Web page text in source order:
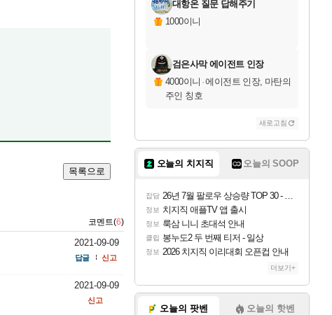
목록으로
코멘트(6)
2021-09-09
답글 신고
2021-09-09
신고
대항온 질문 답해주기
1000이니
검은사막 에이전트 인장
4000이니 ·에이전트 인장, 마탄의
주인 칭호
새로고침
오늘의 치지직 오늘의 SOOP
잡담 26년 7월 팔로우 상승량 TOP 30 - 월간 치지직
정보 치지직 애플TV 앱 출시
정보 룩삼 니니 초대석 안내
클립 봉누도2 두 번째 티저 - 일상
정보 2026 치지직 이리대회 오픈컵 안내
더보기+
오늘의 팟벤 오늘의 핫벤